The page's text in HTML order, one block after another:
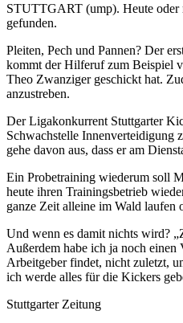
STUTTGART (ump). Heute oder
gefunden.
Pleiten, Pech und Pannen? Der
kommt der Hilferuf zum Beispiel
Theo Zwanziger geschickt hat.
anzustreben.
Der Ligakonkurrent Stuttgarter
Schwachstelle Innenverteidigung
gehe davon aus, dass er am
Ein Probetraining wiederum soll
heute ihren Trainingsbetrieb
ganze Zeit alleine im Wald laufen
Und wenn es damit nichts wird?
Außerdem habe ich ja noch
Arbeitgeber findet, nicht zuletzt,
ich werde alles für die Kickers
Stuttgarter Zeitung